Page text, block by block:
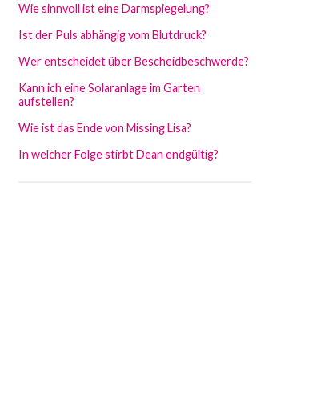
Wie sinnvoll ist eine Darmspiegelung?
Ist der Puls abhängig vom Blutdruck?
Wer entscheidet über Bescheidbeschwerde?
Kann ich eine Solaranlage im Garten
aufstellen?
Wie ist das Ende von Missing Lisa?
In welcher Folge stirbt Dean endgültig?